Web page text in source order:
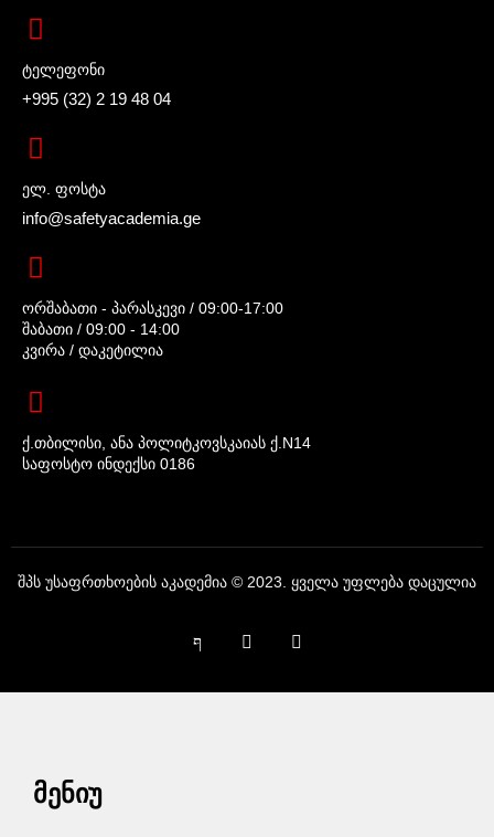
ტელეფონი
+995 (32) 2 19 48 04
ელ. ფოსტა
info@safetyacademia.ge
ორშაბათი - პარასკევი / 09:00-17:00
შაბათი / 09:00 - 14:00
კვირა / დაკეტილია
ქ.თბილისი, ანა პოლიტკოვსკაიას ქ.N14
საფოსტო ინდექსი 0186
შპს უსაფრთხოების აკადემია © 2023. ყველა უფლება დაცულია
მენიუ